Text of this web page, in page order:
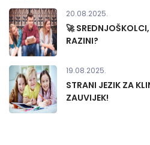
20.08.2025.
🚀
RAZINI?
19.08.2025.
STRANI JEZIK ZA
ZAUVIJEK!